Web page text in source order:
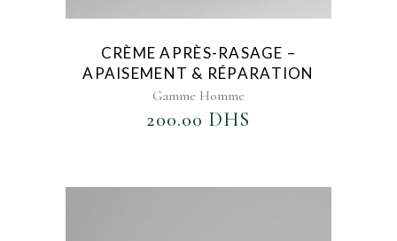
CRÈME APRÈS-RASAGE –
APAISEMENT & RÉPARATION
Gamme Homme
200.00 DHS